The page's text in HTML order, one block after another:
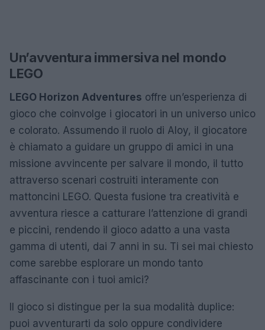
Un’avventura immersiva nel mondo
LEGO
LEGO Horizon Adventures offre un’esperienza di
gioco che coinvolge i giocatori in un universo unico
e colorato. Assumendo il ruolo di Aloy, il giocatore
è chiamato a guidare un gruppo di amici in una
missione avvincente per salvare il mondo, il tutto
attraverso scenari costruiti interamente con
mattoncini LEGO. Questa fusione tra creatività e
avventura riesce a catturare l’attenzione di grandi
e piccini, rendendo il gioco adatto a una vasta
gamma di utenti, dai 7 anni in su. Ti sei mai chiesto
come sarebbe esplorare un mondo tanto
affascinante con i tuoi amici?
Il gioco si distingue per la sua modalità duplice:
puoi avventurarti da solo oppure condividere